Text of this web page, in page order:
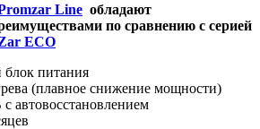
Line обладают
по сравнению с серией
ECO
питания
(плавное снижение мощности)
автовосстановлением